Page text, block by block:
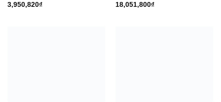
3,950,820₫
18,051,800₫